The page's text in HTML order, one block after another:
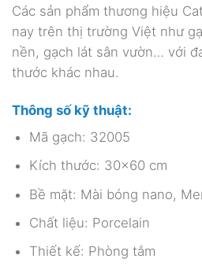
Các sản phẩm thương hiệu
nay trên thị trường Việt như
nền, gạch lát sân vườn… với
thước khác nhau.
Thông số kỹ thuật:
Mã gạch: 32005
Kích thước: 30×60 cm
Bề mặt: Mài bóng nano,
Chất liệu: Porcelain
Thiết kế: Phòng tắm